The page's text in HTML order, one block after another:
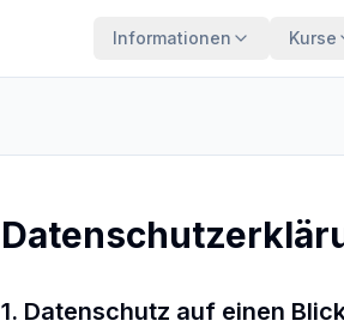
Informationen Kurse
1. Datenschutz auf einen